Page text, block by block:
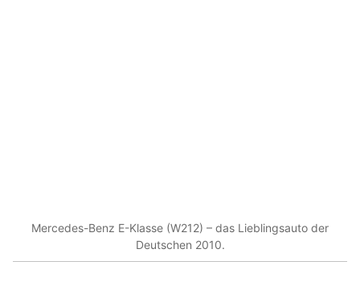
Mercedes-Benz E-Klasse (W212) – das Lieblingsauto der
Deutschen 2010.